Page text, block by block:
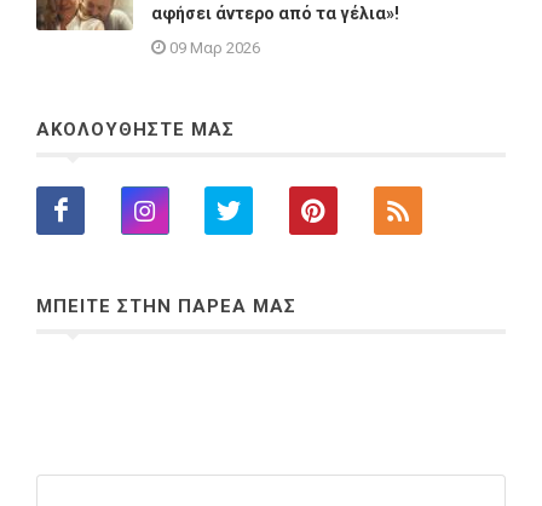
αφήσει άντερο από τα γέλια»!
09 Μαρ 2026
ΑΚΟΛΟΥΘΗΣΤΕ ΜΑΣ
ΜΠΕΙΤΕ ΣΤΗΝ ΠΑΡΕΑ ΜΑΣ